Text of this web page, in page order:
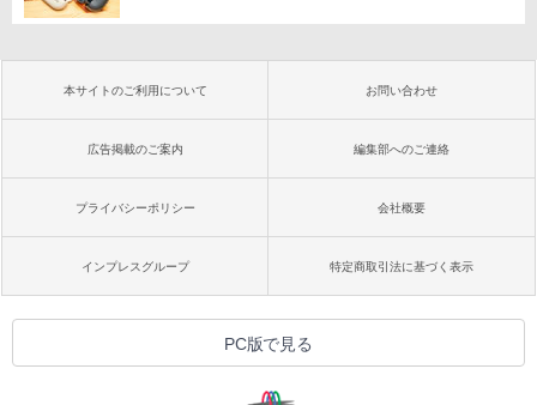
本サイトのご利用について お問い合わせ
広告掲載のご案内 編集部へのご連絡
プライバシーポリシー 会社概要
インプレスグループ 特定商取引法に基づく表示
PC版で見る